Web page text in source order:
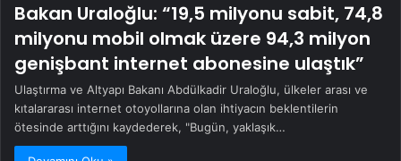
Bakan Uraloğlu: “19,5 milyonu sabit, 74,8
milyonu mobil olmak üzere 94,3 milyon
genişbant internet abonesine ulaştık”
Ulaştırma ve Altyapı Bakanı Abdülkadir Uraloğlu, ülkeler arası ve
kıtalararası internet otoyollarına olan ihtiyacın beklentilerin
ötesinde arttığını kaydederek, "Bugün, yaklaşık…